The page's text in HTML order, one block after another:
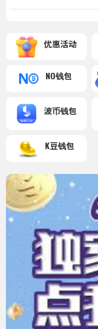
优惠活动
NO钱包
波币钱包
K豆钱包